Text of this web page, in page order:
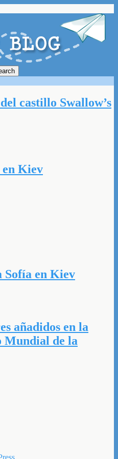
castillo Swallow’s
en Kiev
Sofía en Kiev
añadidos en la
Mundial de la